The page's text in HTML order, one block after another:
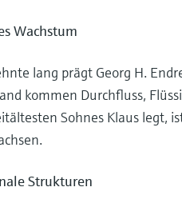
Wachstum
lang prägt Georg H.
kommen Durchfluss,
Sohnes Klaus
Strukturen